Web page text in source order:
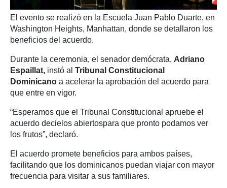
El evento se realizó en la Escuela Juan Pablo Duarte, en
Washington Heights, Manhattan, donde se detallaron los
beneficios del acuerdo.
Durante la ceremonia, el senador demócrata, Adriano
Espaillat, instó al Tribunal Constitucional
Dominicano a acelerar la aprobación del acuerdo para
que entre en vigor.
“Esperamos que el Tribunal Constitucional apruebe el
acuerdo decielos abiertospara que pronto podamos ver
los frutos”, declaró.
El acuerdo promete beneficios para ambos países,
facilitando que los dominicanos puedan viajar con mayor
frecuencia para visitar a sus familiares.